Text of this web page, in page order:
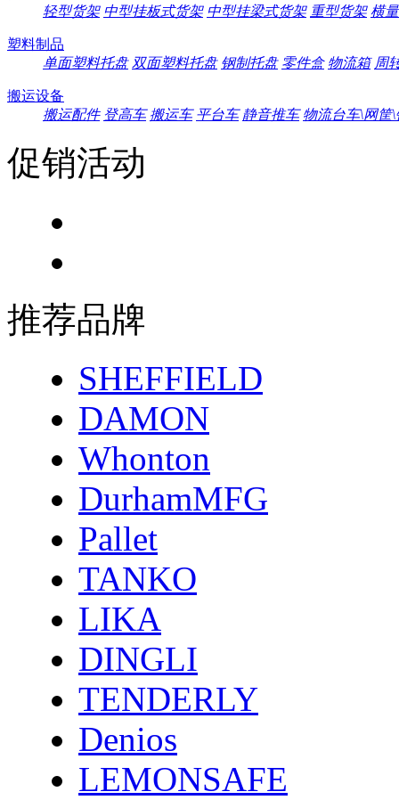
轻型货架 中型挂板式货架 中型挂梁式货架 重型货架 横
塑料制品
单面塑料托盘 双面塑料托盘 钢制托盘 零件盒 物流箱 周
搬运设备
搬运配件 登高车 搬运车 平台车 静音推车 物流台车\网筐
促销活动
推荐品牌
SHEFFIELD
DAMON
Whonton
DurhamMFG
Pallet
TANKO
LIKA
DINGLI
TENDERLY
Denios
LEMONSAFE